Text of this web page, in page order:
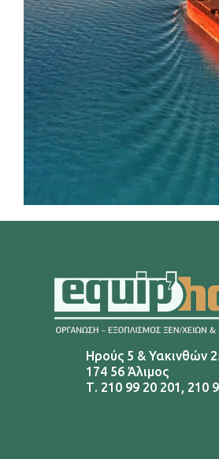
Ηρούς 5 & Υακινθών
174 56 Άλιμος
Τ. 210 99 20 201 , 210